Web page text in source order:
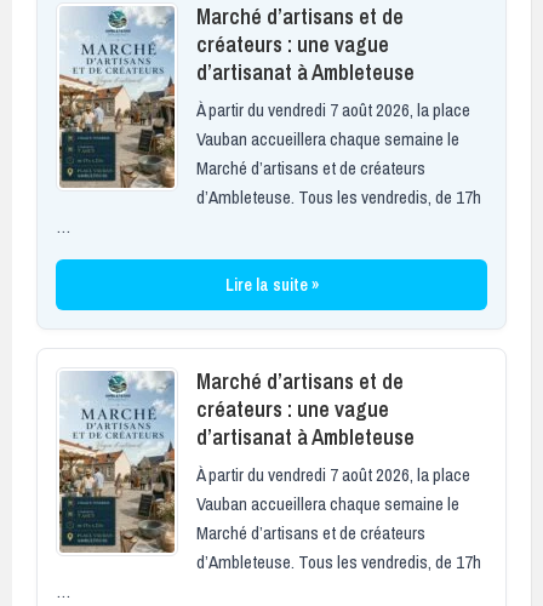
Marché d’artisans et de
créateurs : une vague
d’artisanat à Ambleteuse
À partir du vendredi 7 août 2026, la place
Vauban accueillera chaque semaine le
Marché d’artisans et de créateurs
d’Ambleteuse. Tous les vendredis, de 17h
…
Lire la suite »
Marché d’artisans et de
créateurs : une vague
d’artisanat à Ambleteuse
À partir du vendredi 7 août 2026, la place
Vauban accueillera chaque semaine le
Marché d’artisans et de créateurs
d’Ambleteuse. Tous les vendredis, de 17h
…